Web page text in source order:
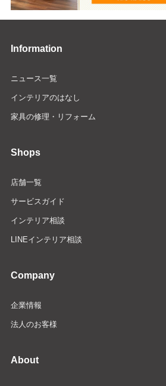
Information
ニュース一覧
インテリアのはなし
家具の修理・リフォーム
Shops
店舗一覧
サービスガイド
インテリア相談
LINEインテリア相談
Company
企業情報
法人のお客様
About